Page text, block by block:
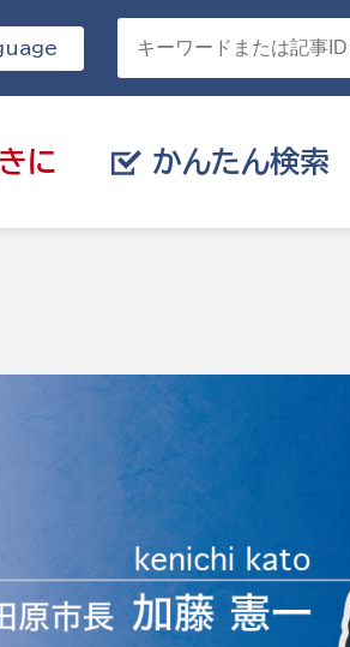
に
場所
かんたん検索
届け出や申
証明書がほし
相談をしたい
支払いをした